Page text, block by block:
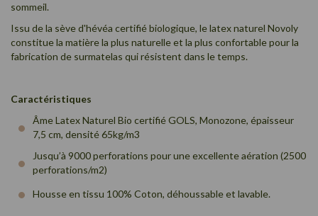
sommeil.
Issu de la sève d'hévéa certifié biologique, le latex naturel Novoly
constitue la matière la plus naturelle et la plus confortable pour la
fabrication de surmatelas qui résistent dans le temps.
Caractéristiques
Âme Latex Naturel Bio certifié GOLS, Monozone, épaisseur
7,5 cm, densité 65kg/m3
Jusqu’à 9000 perforations pour une excellente aération (2500
perforations/m2)
Housse en tissu 100% Coton, déhoussable et lavable.